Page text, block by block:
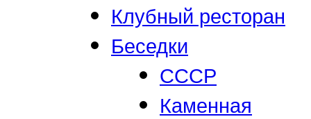
Клубный ресторан
Беседки
СССР
Каменная